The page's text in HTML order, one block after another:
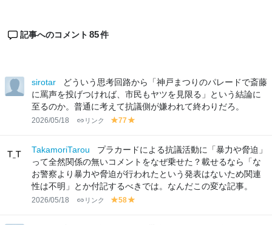
記事へのコメント 85件
sirotar
どういう思考回路から「神戸まつりのパレードで斎藤
に罵声を投げつければ、市民もヤツを見限る」という結論に
至るのか。普通に考えて抗議側が嫌われて終わりだろ。
2026/05/18 リンク
y
lo
w
77
lo
w
TakamoriTarou
プラカードによる抗議活動に「暴力や脅迫」
って全然関係の無いコメントをなぜ乗せた？載せるなら「な
お警察より暴力や脅迫が行われたという発表はないため関連
性は不明」とか付記するべきでは。なんだこの変な記事。
2026/05/18 リンク
y
58